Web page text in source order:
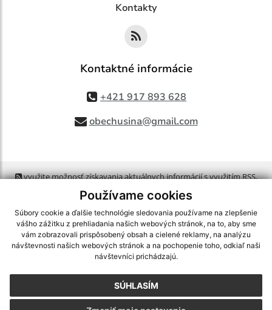
Používame cookies
Súbory cookie a ďalšie technológie sledovania používame na zlepšenie
vášho zážitku z prehliadania našich webových stránok, na to, aby sme
vám zobrazovali prispôsobený obsah a cielené reklamy, na analýzu
návštevnosti našich webových stránok a na pochopenie toho, odkiaľ naši
návštevníci prichádzajú.
SÚHLASÍM
Kontakty
Kontaktné informácie
+421 917 893 628
obechusina@gmail.com
využite možnosť získavania aktuálnych informácií s využitím RSS,
CMS systém (redakčný) systém ECHELON 2, Mapa stránok
webex.digital, s.r.o.,domény,registrácia domény
spoločnosť webex.digital, s.r.o.,technický prevádzkovateľ
Posledná aktualizácia:06.08.2026
Vytlačiť stránku|Vyhlásenie o prístupnosti
webdesign